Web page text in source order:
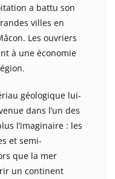
a battu son
villes en
Les ouvriers
à une économie
géologique lui-
dans l’un des
l’imaginaire : les
et semi-
que la mer
un continent